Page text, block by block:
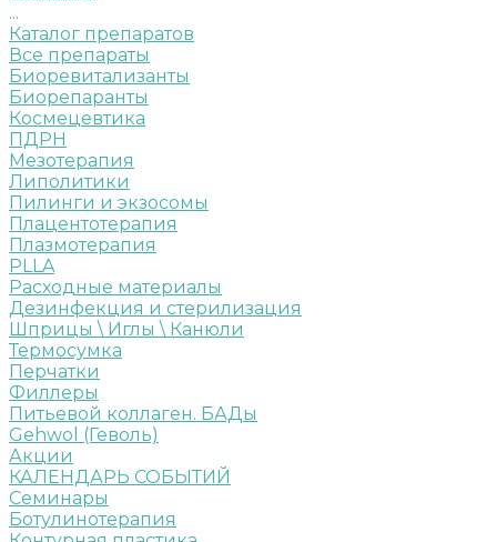
...
Каталог препаратов
Все препараты
Биоревитализанты
Биорепаранты
Космецевтика
ПДРН
Мезотерапия
Липолитики
Пилинги и экзосомы
Плацентотерапия
Плазмотерапия
PLLA
Расходные материалы
Дезинфекция и стерилизация
Шприцы \ Иглы \ Канюли
Термосумка
Перчатки
Филлеры
Питьевой коллаген. БАДы
Gehwol (Геволь)
Акции
КАЛЕНДАРЬ СОБЫТИЙ
Семинары
Ботулинотерапия